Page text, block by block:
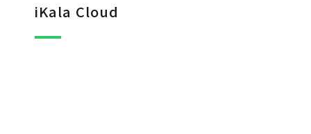
iKala Cloud